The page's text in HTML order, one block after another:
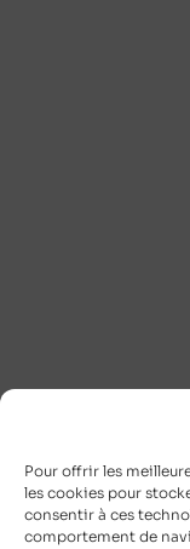
Pour offrir les
les cookies pour
consentir à ces
comportement de